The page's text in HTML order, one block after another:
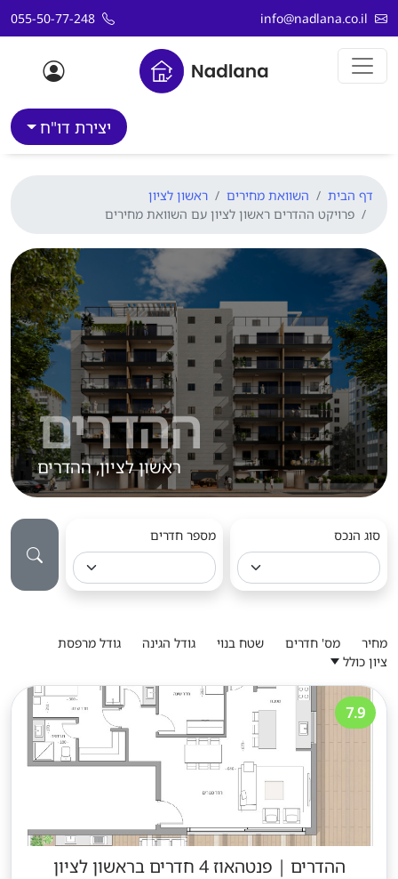
דלג לתוכן
info@nadlana.co.il
055-50-77-248
יצירת דו"ח
דף הבית השוואת מחירים
ראשון לציון
פרויקט ההדרים ראשון לציון עם השוואת מחירים
ההדרים
ראשון לציון, ההדרים
סוג הנכס מספר חדרים
מחיר מס' חדרים שטח בנוי גודל הגינה
גודל מרפסת
ציון כולל
7.9
ההדרים | פנטהאוז 4 חדרים בראשון לציון